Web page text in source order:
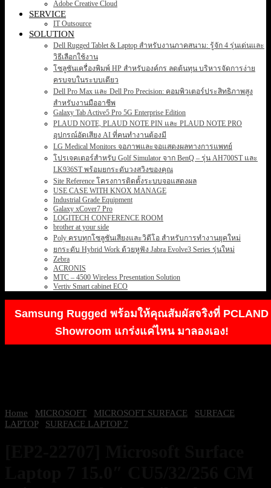
Adobe Creative Cloud
SERVICE
IT Outsource
SOLUTION
Dell Rugged Tablet & Laptop สำหรับงานภาคสนาม: รู้จัก 4 รุ่นเด่นและ
วิธีเลือกใช้งาน
โซลูชันเครื่องพิมพ์ HP สำหรับองค์กร ลดต้นทุน บริหารจัดการง่าย
ครบจบในระบบเดียว
Dell Pro Max และ Dell Pro Precision: คอมพิวเตอร์ประสิทธิภาพสูง
สำหรับงานมืออาชีพ
Galaxy Tab Active5 Pro 5G Enterprise Edition
PLAUD NOTE, PLAUD NOTE PIN และ PLAUD NOTE PRO
อุปกรณ์อัดเสียง AI ที่คนทำงานต้องมี
LG Medical Monitors จอภาพและจอแสดงผลทางการแพทย์
โปรเจคเตอร์สำหรับ Golf Simulator จาก BenQ – รุ่น AH700ST และ
LK936ST พร้อมยกระดับวงสวิงของคุณ
Site Reference โครงการติดตั้งระบบจอแสดงผล
USE CASE WITH KNOX MANAGE
Industrial Grade Equipment
Galaxy xCover7 Pro
LOGITECH CONFERENCE ROOM
brother at your side
Poly ครบทุกโซลูชันเสียงและวิดีโอ สำหรับการทำงานยุคใหม่
ยกระดับ Hybrid Work ด้วยหูฟัง Jabra Evolve3 Series รุ่นใหม่
Zebra
ACRONIS
MTC – 4500 Wireless Presentation Solution
Vertiv Smart cabinet ECO
Samsung Rugged พร้อมให้คุณสัมผัสจริงที่ PCLAND
Showroom แกร่งแค่ไหน มาลองเอง!
Home MICROSOFT MICROSOFT SURFACE
SURFACE
LAPTOP
SURFACE LAPTOP 7